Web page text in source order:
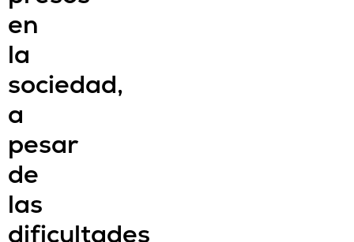
en
la
sociedad,
a
pesar
de
las
dificultades